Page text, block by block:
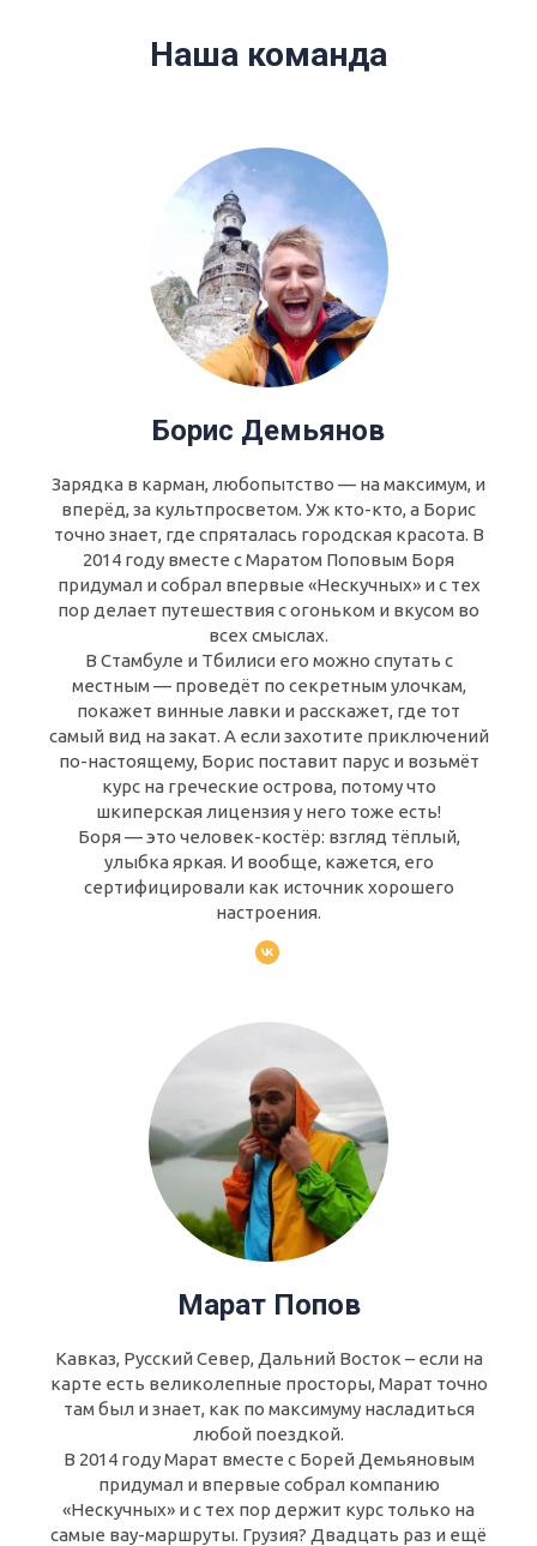
Наша команда
Борис Демьянов
Зарядка в карман, любопытство — на максимум, и
вперёд, за культпросветом. Уж кто-кто, а Борис
точно знает, где спряталась городская красота. В
2014 году вместе с Маратом Поповым Боря
придумал и собрал впервые «Нескучных» и с тех
пор делает путешествия с огоньком и вкусом во
всех смыслах.
В Стамбуле и Тбилиси его можно спутать с
местным — проведёт по секретным улочкам,
покажет винные лавки и расскажет, где тот
самый вид на закат. А если захотите приключений
по-настоящему, Борис поставит парус и возьмёт
курс на греческие острова, потому что
шкиперская лицензия у него тоже есть!
Боря — это человек-костёр: взгляд тёплый,
улыбка яркая. И вообще, кажется, его
сертифицировали как источник хорошего
настроения.
Марат Попов
Кавказ, Русский Север, Дальний Восток – если на
карте есть великолепные просторы, Марат точно
там был и знает, как по максимуму насладиться
любой поездкой.
В 2014 году Марат вместе с Борей Демьяновым
придумал и впервые собрал компанию
«Нескучных» и с тех пор держит курс только на
самые вау-маршруты. Грузия? Двадцать раз и ещё